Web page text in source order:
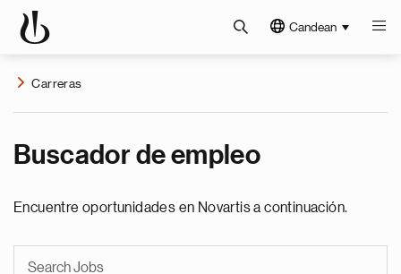
Candean
Carreras
Buscador de empleo
Encuentre oportunidades en Novartis a continuación.